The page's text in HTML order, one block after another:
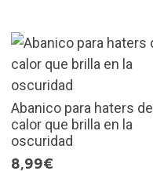
Abanico para haters del
calor que brilla en la
oscuridad
8,99€